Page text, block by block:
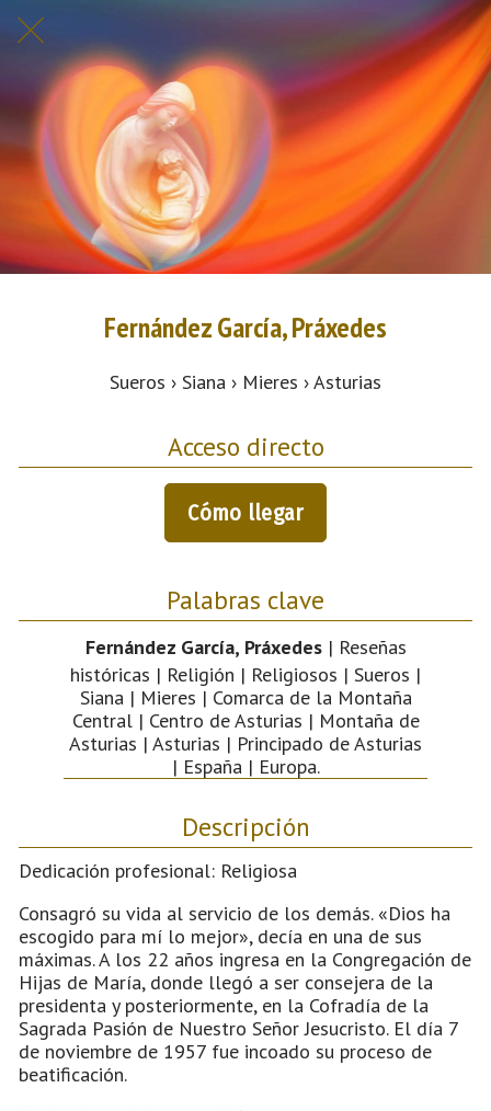
Fernández García, Práxedes
Sueros › Siana › Mieres › Asturias
Acceso directo
Cómo llegar
Palabras clave
Fernández García, Práxedes| Reseñas
históricas | Religión | Religiosos | Sueros |
Siana | Mieres | Comarca de la Montaña
Central | Centro de Asturias | Montaña de
Asturias | Asturias | Principado de Asturias
| España | Europa.
Descripción
Dedicación profesional: Religiosa
Consagró su vida al servicio de los demás. «Dios ha
escogido para mí lo mejor», decía en una de sus
máximas. A los 22 años ingresa en la Congregación de
Hijas de María, donde llegó a ser consejera de la
presidenta y posteriormente, en la Cofradía de la
Sagrada Pasión de Nuestro Señor Jesucristo. El día 7
de noviembre de 1957 fue incoado su proceso de
beatificación.